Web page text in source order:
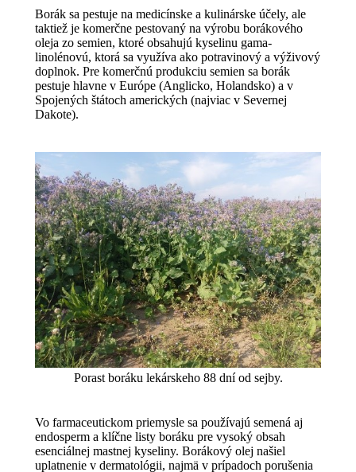
Borák sa pestuje na medicínske a kulinárske účely, ale
taktiež je komerčne pestovaný na výrobu borákového
oleja zo semien, ktoré obsahujú kyselinu gama-
linolénovú, ktorá sa využíva ako potravinový a výživový
doplnok. Pre komerčnú produkciu semien sa borák
pestuje hlavne v Európe (Anglicko, Holandsko) a v
Spojených štátoch amerických (najviac v Severnej
Dakote).
Porast boráku lekárskeho 88 dní od sejby.
Vo farmaceutickom priemysle sa používajú semená aj
endosperm a klíčne listy boráku pre vysoký obsah
esenciálnej mastnej kyseliny. Borákový olej našiel
uplatnenie v dermatológii, najmä v prípadoch porušenia